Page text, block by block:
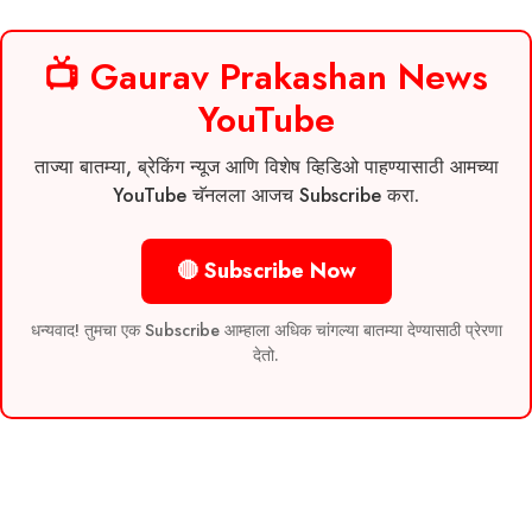
📺 Gaurav Prakashan News
YouTube
ताज्या बातम्या, ब्रेकिंग न्यूज आणि विशेष व्हिडिओ पाहण्यासाठी आमच्या
YouTube चॅनलला आजच Subscribe करा.
🔴 Subscribe Now
धन्यवाद! तुमचा एक Subscribe आम्हाला अधिक चांगल्या बातम्या देण्यासाठी प्रेरणा
देतो.